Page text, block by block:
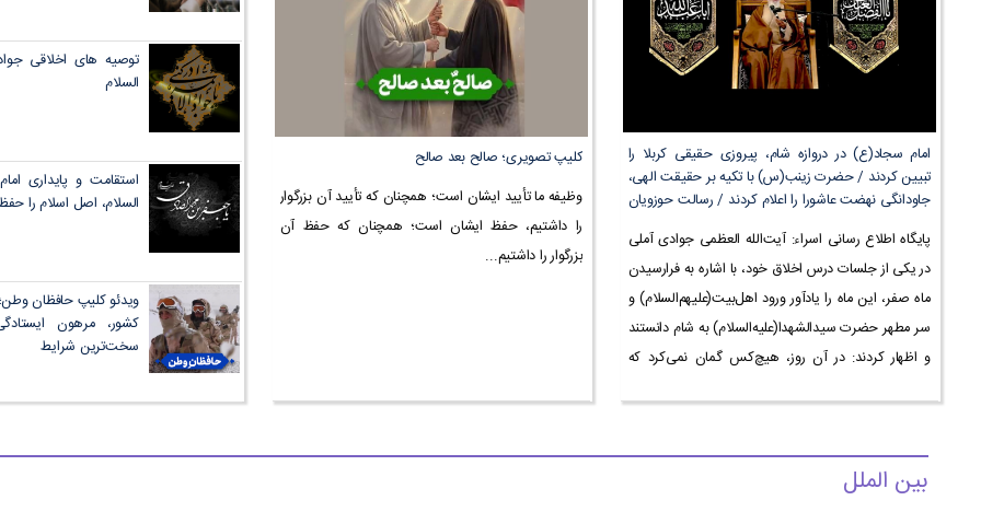
امام سجاد(ع) در دروازه شام، پیروزی حقیقی کربلا را
تبیین کردند / حضرت زینب(س) با تکیه بر حقیقت الهی،
جاودانگی نهضت عاشورا را اعلام کردند / رسالت حوزویان
پایگاه اطلاع رسانی اسراء: آیت‌الله العظمی جوادی آملی
در یکی از جلسات درس اخلاق خود، با اشاره به فرارسیدن
ماه صفر، این ماه را یادآور ورود اهل‌بیت(علیهم‌السلام) و
سر مطهر حضرت سیدالشهدا(علیه‌السلام) به شام دانستند
و اظهار کردند: در آن روز، هیچ‌کس گمان نمی‌کرد که
کلیپ تصویری؛ صالح بعد صالح
وظیفه ما تأیید ایشان است؛ همچنان که تأیید آن بزرگوار
را داشتیم، حفظ ایشان است؛ همچنان که حفظ آن
بزرگوار را داشتیم...
توصیه های اخلاقی جواد
السلام
استقامت و پایداری
السلام، اصل اسلام را
ویدئو کلیپ حافظان
کشور، مرهون
سخت‌ترین شرایط
بین الملل